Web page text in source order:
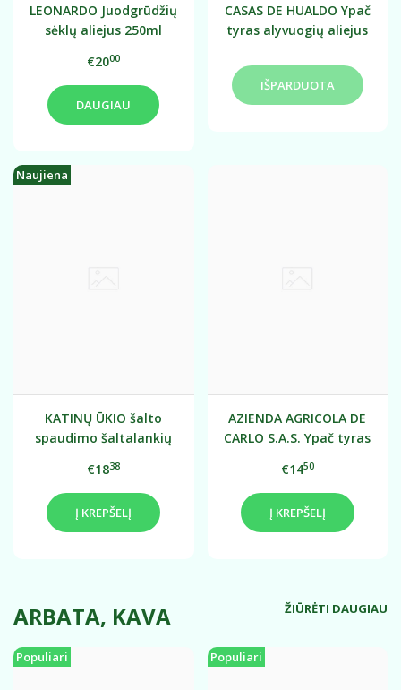
LEONARDO Juodgrūdžių
sėklų aliejus 250ml
€2000
DAUGIAU
CASAS DE HUALDO Ypač
tyras alyvuogių aliejus
Naujiena
KATINŲ ŪKIO šalto
spaudimo šaltalankių
€1838
Į KREPŠELĮ
AZIENDA AGRICOLA DE
CARLO S.A.S. Ypač tyras
šviežiais bazilikais 250
ml
€1450
Į KREPŠELĮ
ARBATA, KAVA ŽIŪRĖTI DAUGIAU
Populiari Populiari